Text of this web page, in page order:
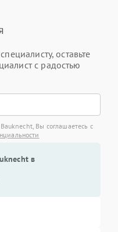
оставьте
с радостью
Вы соглашаетесь с
в